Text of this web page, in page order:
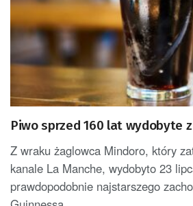
Piwo sprzed 160 lat wydobyte
Z wraku żaglowca Mindoro, który
kanale La Manche, wydobyto 23
prawdopodobnie najstarszego